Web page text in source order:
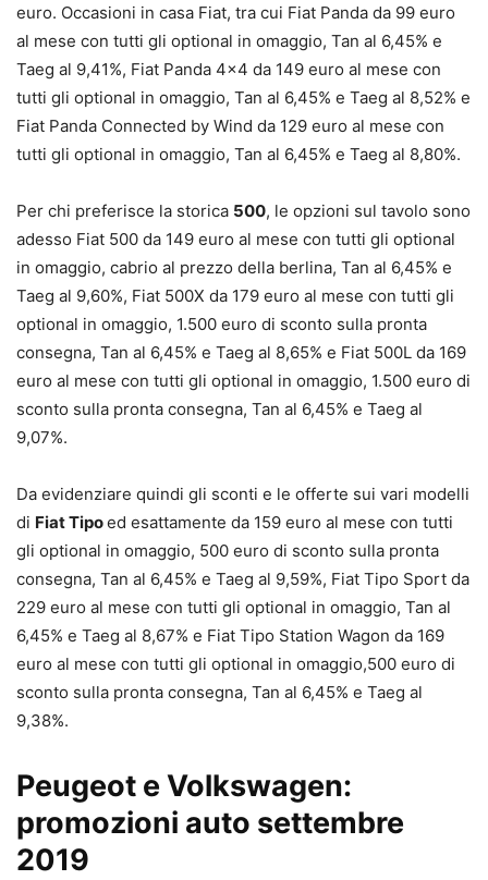
euro. Occasioni in casa Fiat, tra cui Fiat Panda da 99 euro
al mese con tutti gli optional in omaggio, Tan al 6,45% e
Taeg al 9,41%, Fiat Panda 4×4 da 149 euro al mese con
tutti gli optional in omaggio, Tan al 6,45% e Taeg al 8,52% e
Fiat Panda Connected by Wind da 129 euro al mese con
tutti gli optional in omaggio, Tan al 6,45% e Taeg al 8,80%.
Per chi preferisce la storica 500, le opzioni sul tavolo sono
adesso Fiat 500 da 149 euro al mese con tutti gli optional
in omaggio, cabrio al prezzo della berlina, Tan al 6,45% e
Taeg al 9,60%, Fiat 500X da 179 euro al mese con tutti gli
optional in omaggio, 1.500 euro di sconto sulla pronta
consegna, Tan al 6,45% e Taeg al 8,65% e Fiat 500L da 169
euro al mese con tutti gli optional in omaggio, 1.500 euro di
sconto sulla pronta consegna, Tan al 6,45% e Taeg al
9,07%.
Da evidenziare quindi gli sconti e le offerte sui vari modelli
di Fiat Tipoed esattamente da 159 euro al mese con tutti
gli optional in omaggio, 500 euro di sconto sulla pronta
consegna, Tan al 6,45% e Taeg al 9,59%, Fiat Tipo Sport da
229 euro al mese con tutti gli optional in omaggio, Tan al
6,45% e Taeg al 8,67% e Fiat Tipo Station Wagon da 169
euro al mese con tutti gli optional in omaggio,500 euro di
sconto sulla pronta consegna, Tan al 6,45% e Taeg al
9,38%.
Peugeot e Volkswagen:
promozioni auto settembre
2019